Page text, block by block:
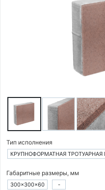
Тип исполнения
КРУПНОФОРМАТНАЯ ТРОТУАРНАЯ
Габаритные размеры, мм
300×300×60 -